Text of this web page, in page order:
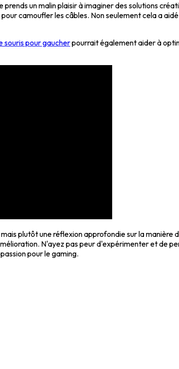
un malin plaisir à imaginer des solutions
camoufler les câbles. Non seulement cela a
souris pour gaucherpourrait également aider à
plutôt une réflexion approfondie sur la manière
N'ayez pas peur d'expérimenter et de
pour le gaming.